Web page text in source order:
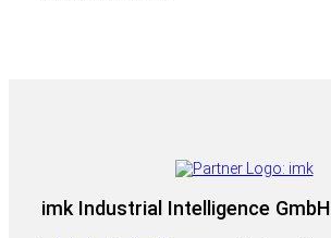
imk Industrial Intelligence GmbH